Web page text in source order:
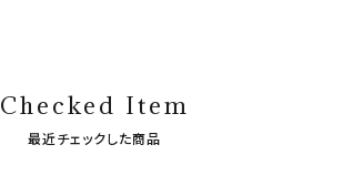
Checked Item
最近チェックした商品